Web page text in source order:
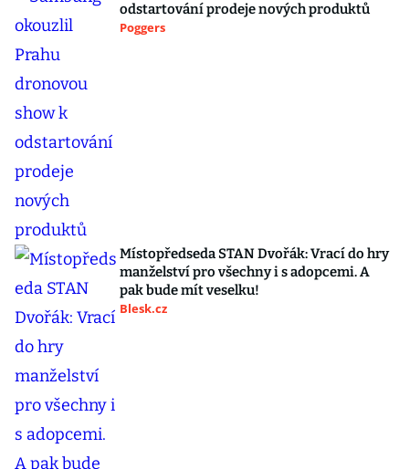
odstartování prodeje nových produktů
Poggers
Místopředseda STAN Dvořák: Vrací do hry
manželství pro všechny i s adopcemi. A
pak bude mít veselku!
Blesk.cz